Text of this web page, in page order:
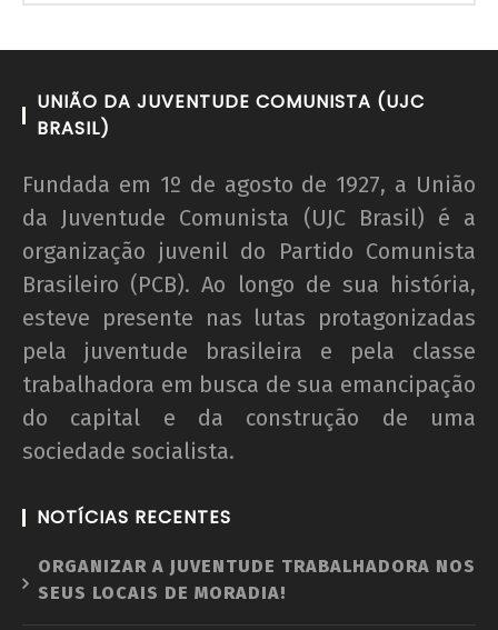
UNIÃO DA JUVENTUDE COMUNISTA (UJC
BRASIL)
Fundada em 1º de agosto de 1927, a União
da Juventude Comunista (UJC Brasil) é a
organização juvenil do Partido Comunista
Brasileiro (PCB). Ao longo de sua história,
esteve presente nas lutas protagonizadas
pela juventude brasileira e pela classe
trabalhadora em busca de sua emancipação
do capital e da construção de uma
sociedade socialista.
NOTÍCIAS RECENTES
ORGANIZAR A JUVENTUDE TRABALHADORA NOS
SEUS LOCAIS DE MORADIA!